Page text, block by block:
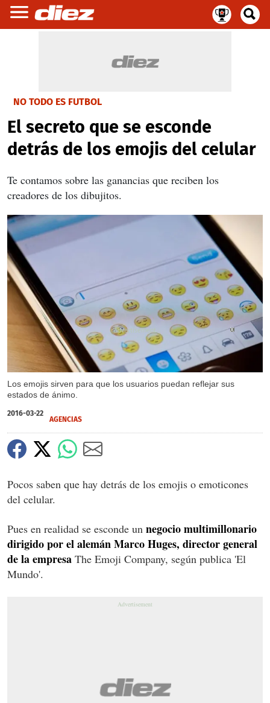
NO TODO ES FUTBOL
El secreto que se esconde
detrás de los emojis del celular
Te contamos sobre las ganancias que reciben los
creadores de los dibujitos.
Los emojis sirven para que los usuarios puedan reflejar sus
estados de ánimo.
X
2016-03-22
AGENCIAS
Pocos saben que hay detrás de los emojis o emoticones
del celular.
Pues en realidad se esconde un negocio multimillonario
dirigido por el alemán Marco Huges, director general
de la empresa The Emoji Company, según publica 'El
Mundo'.